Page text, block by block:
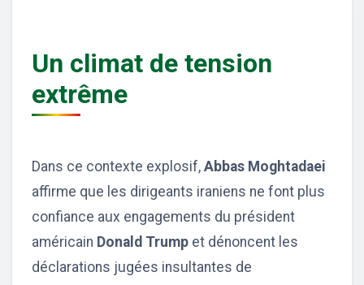
Un climat de tension
extrême
Dans ce contexte explosif, Abbas Moghtadaei
affirme que les dirigeants iraniens ne font plus
confiance aux engagements du président
américain Donald Trump et dénoncent les
déclarations jugées insultantes de